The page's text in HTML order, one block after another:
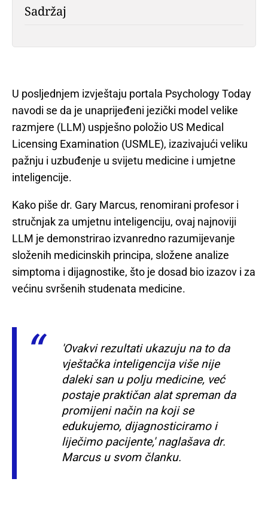
Sadržaj
U posljednjem izvještaju portala Psychology Today
navodi se da je unaprijeđeni jezički model velike
razmjere (LLM) uspješno položio US Medical
Licensing Examination (USMLE), izazivajući veliku
pažnju i uzbuđenje u svijetu medicine i umjetne
inteligencije.
Kako piše dr. Gary Marcus, renomirani profesor i
stručnjak za umjetnu inteligenciju, ovaj najnoviji
LLM je demonstrirao izvanredno razumijevanje
složenih medicinskih principa, složene analize
simptoma i dijagnostike, što je dosad bio izazov i za
većinu svršenih studenata medicine.
'Ovakvi rezultati ukazuju na to da
vještačka inteligencija više nije
daleki san u polju medicine, već
postaje praktičan alat spreman da
promijeni način na koji se
edukujemo, dijagnosticiramo i
liječimo pacijente,' naglašava dr.
Marcus u svom članku.